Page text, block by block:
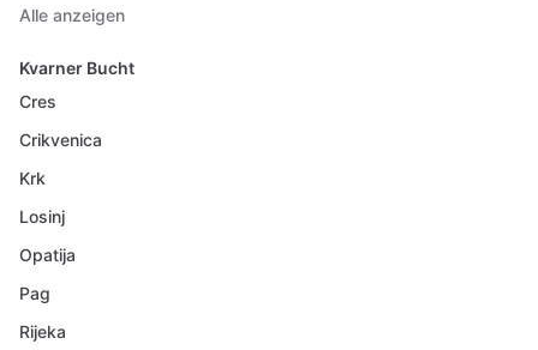
Alle anzeigen
Kvarner Bucht
Cres
Crikvenica
Krk
Losinj
Opatija
Pag
Rijeka